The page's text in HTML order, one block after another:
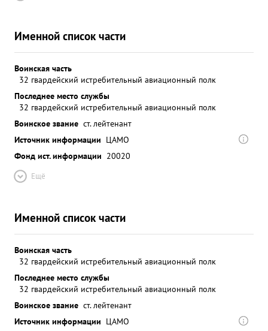
Именной список части
Воинская часть
32 гвардейский истребительный авиационный полк
Последнее место службы
32 гвардейский истребительный авиационный полк
Воинское звание ст. лейтенант
Источник информации ЦАМО
Фонд ист. информации 20020
Ещё
Именной список части
Воинская часть
32 гвардейский истребительный авиационный полк
Последнее место службы
32 гвардейский истребительный авиационный полк
Воинское звание ст. лейтенант
Источник информации ЦАМО